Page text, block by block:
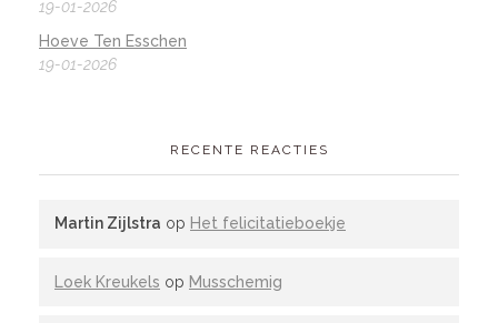
19-01-2026
Hoeve Ten Esschen
19-01-2026
RECENTE REACTIES
Martin Zijlstra op Het felicitatieboekje
Loek Kreukels op Musschemig